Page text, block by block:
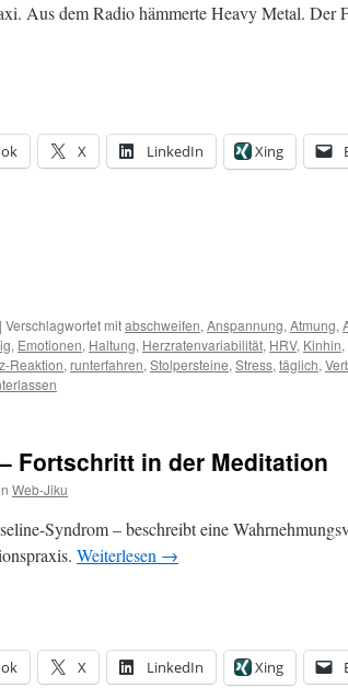
Aus dem Radio hämmerte Heavy Metal. Der
X LinkedIn Xing
| Verschlagwortet mitabschweifen, Anspannung, Atmung,
, Emotionen, Haltung, Herzratenvariabilität, HRV, Kinhin,
Reaktion, runterfahren, Stolpersteine, Stress, täglich,
Fortschritt in der Meditation
Web-Jiku
Syndrom – beschreibt eine
Weiterlesen →
X LinkedIn Xing